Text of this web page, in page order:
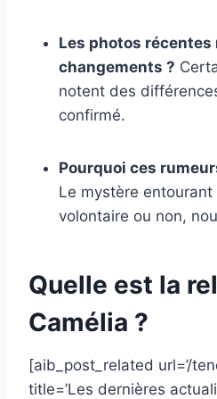
Les photos
changements ?
notent des
confirmé.
Pourquoi ces
Le mystère
volontaire ou non,
Quelle est la
Camélia ?
[aib_post_related url=’/
title=’Les dernières